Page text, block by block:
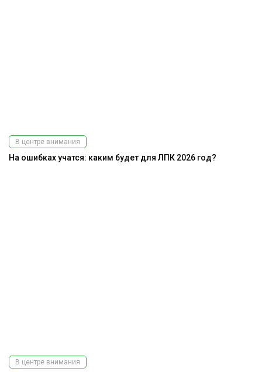
В центре внимания
На ошибках учатся: каким будет для ЛПК 2026 год?
В центре внимания